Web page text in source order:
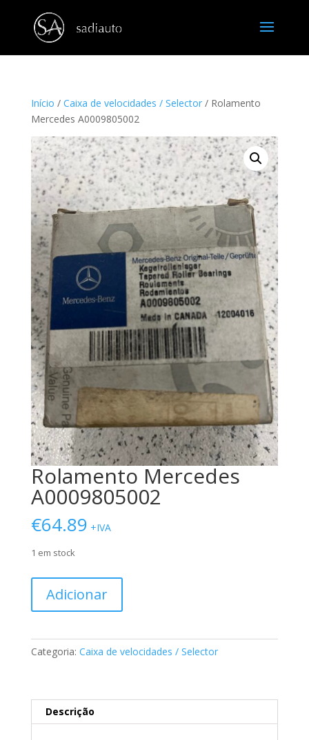
Início / Caixa de velocidades / Selector/ Rolamento
Mercedes A0009805002
Rolamento Mercedes
A0009805002
€64.89 +IVA
1 em stock
Rolamento
A0009805002
Adicionar
Categoria: Caixa de velocidades / Selector
Descrição